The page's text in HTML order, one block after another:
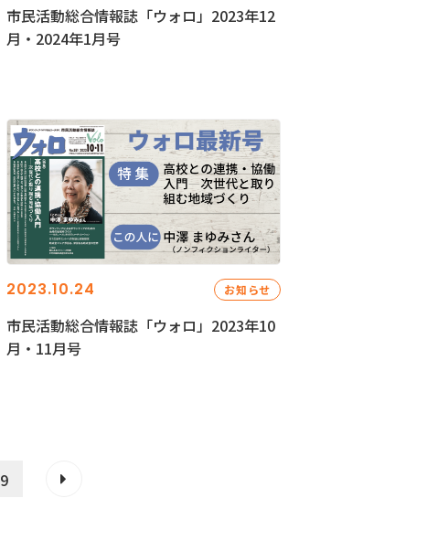
市民活動総合情報誌「ウォロ」2023年12
月・2024年1月号
2023.10.24 お知らせ
市民活動総合情報誌「ウォロ」2023年10
月・11月号
9